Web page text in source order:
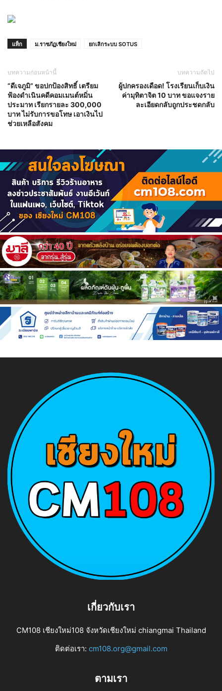
แท็ก ม.ราชภัฏเชียงใหม่ ยกเลิกระบบ SOTUS
บทความก่อนหน้านี้
“ดีเจภูมิ” ขอปกป้องสิทธิ์ เตรียม
ฟ้องดำเนินคดีคอมเมนต์หมิ่น
ประมาท เรียกรายละ 300,000
บาท ไม่รับการขอโทษ เอาเงินไป
ช่วยเหลือสังคม
บทความถัดไป
ผู้ปกครองเดือด! โรงเรียนเก็บเงิน
ค่ามุทิตาจิต 10 บาท ขอแจงราย
ละเอียดกลับถูกประชดกลับ
เกี่ยวกับเรา
CM108 เชียงใหม่108 จังหวัดเชียงใหม่ chiangmai Thailand
ติดต่อเรา: cm108.org@gmail.com
ตามเรา